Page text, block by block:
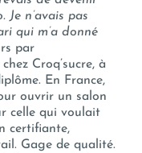
Je n’avais pas
qui m’a donné
par
Croq’sucre, à
En France,
ouvrir un salon
celle qui voulait
certifiante,
Gage de qualité.